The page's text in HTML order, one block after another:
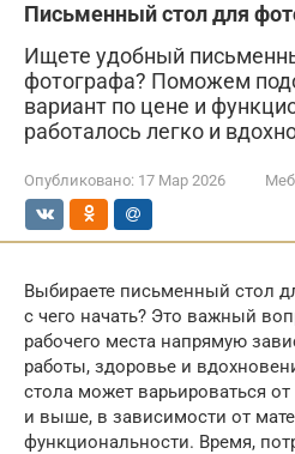
Письменный стол для
Ищете удобный
фотографа? Поможем
вариант по цене и
работалось легко и
Опубликовано: 17 Мар 2026
Выбираете письменный стол
с чего начать? Это важный
рабочего места напрямую
работы, здоровье и
стола может варьироваться от
и выше, в зависимости от
функциональности. Время,